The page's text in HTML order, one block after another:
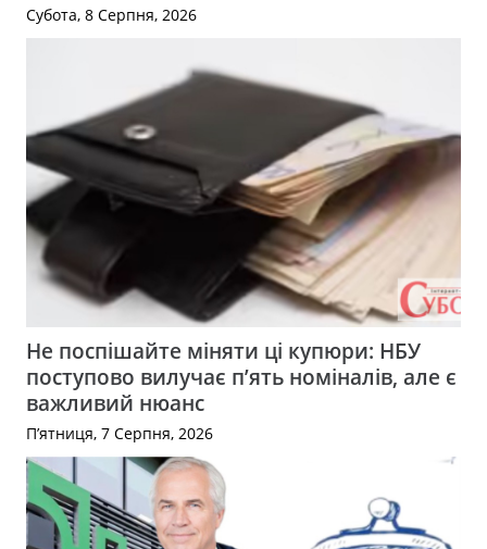
Субота, 8 Серпня, 2026
Не поспішайте міняти ці купюри: НБУ
поступово вилучає п’ять номіналів, але є
важливий нюанс
П’ятниця, 7 Серпня, 2026